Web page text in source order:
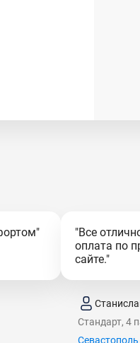
"Все
оплата по
сайте."
Стандарт, 4